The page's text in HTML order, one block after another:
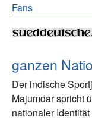
Fans
ganzen
Der indische
Majumdar spricht
nationaler